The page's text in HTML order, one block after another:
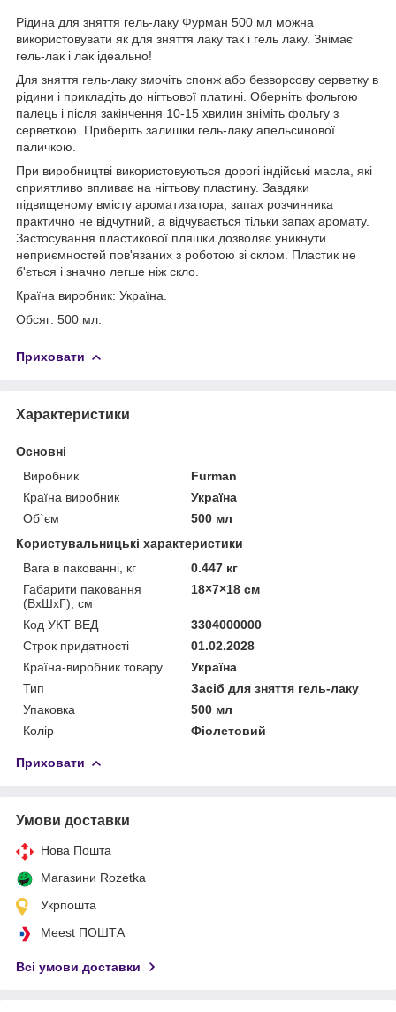
Рідина для зняття гель-лаку Фурман 500 мл можна
використовувати як для зняття лаку так і гель лаку. Знімає
гель-лак і лак ідеально!
Для зняття гель-лаку змочіть спонж або безворсову серветку в
рідини і прикладіть до нігтьової платині. Оберніть фольгою
палець і після закінчення 10-15 хвилин зніміть фольгу з
серветкою. Приберіть залишки гель-лаку апельсинової
паличкою.
При виробництві використовуються дорогі індійські масла, які
сприятливо впливає на нігтьову пластину. Завдяки
підвищеному вмісту ароматизатора, запах розчинника
практично не відчутний, а відчувається тільки запах аромату.
Застосування пластикової пляшки дозволяє уникнути
неприємностей пов'язаних з роботою зі склом. Пластик не
б'ється і значно легше ніж скло.
Країна виробник: Україна.
Обсяг: 500 мл.
Приховати
Характеристики
Основні
Виробник
Furman
Країна виробник
Україна
Об`єм
500 мл
Користувальницькі характеристики
Вага в пакованні, кг
0.447 кг
Габарити паковання
(ВхШхГ), см
18×7×18 см
Код УКТ ВЕД
3304000000
Строк придатності
01.02.2028
Країна-виробник товару
Україна
Тип
Засіб для зняття гель-лаку
Упаковка
500 мл
Колір
Фіолетовий
Приховати
Умови доставки
Нова Пошта
Магазини Rozetka
Укрпошта
Meest ПОШТА
Всі умови доставки